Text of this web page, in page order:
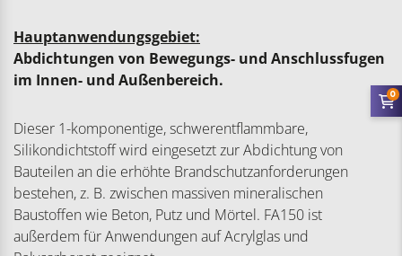
Hauptanwendungsgebiet:
Abdichtungen von Bewegungs- und Anschlussfugen
im Innen- und Außenbereich.
Dieser 1-komponentige, schwerentflammbare,
Silikondichtstoff wird eingesetzt zur Abdichtung von
Bauteilen an die erhöhte Brandschutzanforderungen
bestehen, z. B. zwischen massiven mineralischen
Baustoffen wie Beton, Putz und Mörtel. FA150 ist
außerdem für Anwendungen auf Acrylglas und
0